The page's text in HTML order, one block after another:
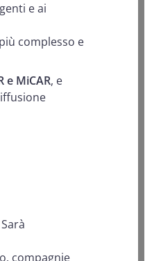
e ai
complesso e
e MiCAR, e
compagnie